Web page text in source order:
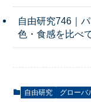
自由研究746｜
色・食感を比べ
自由研究 グローバ